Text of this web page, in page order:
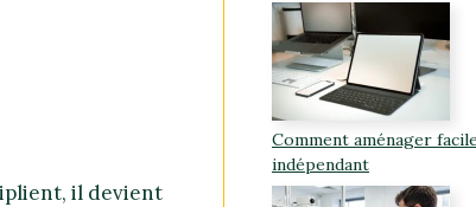
il devient
Comment aménager
indépendant